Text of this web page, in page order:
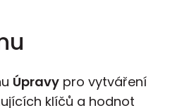
Úpravy pro vytváření
klíčů a hodnot